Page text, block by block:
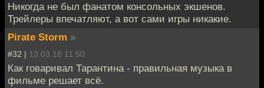
Никогда не был фанатом консольных экшенов.
Трейлеры впечатляют, а вот сами игры никакие.
Pirate Storm »
#32 | 13.03.16 11:50
Как говаривал Тарантина - правильная музыка в
фильме решает всё.